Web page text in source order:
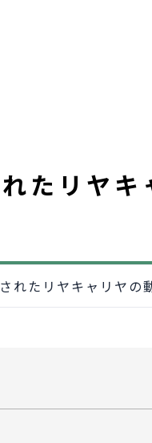
リヤキ
たリヤキャリヤの